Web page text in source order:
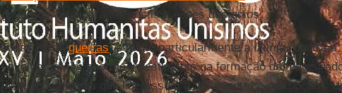
governos considerados hostis a esses desígnios.
Todas estasguerras, e muito particularmente a última (contra a
envolveram um enorme investimento na formação de
instituições locais que liderassem a “luta contra a corrupção”.